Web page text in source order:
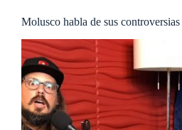
Molusco habla de sus